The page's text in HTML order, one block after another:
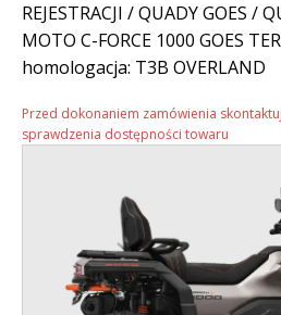
REJESTRACJI /QUADY GOES /
MOTO C-FORCE 1000 GOES
homologacja: T3B OVERLAND
Przed dokonaniem zamówienia
sprawdzenia dostępności towaru